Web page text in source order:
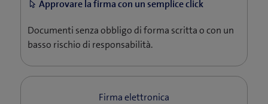
Approvare la firma con un semplice click
Documenti senza obbligo di forma scritta o con un
basso rischio di responsabilità.
Firma elettronica